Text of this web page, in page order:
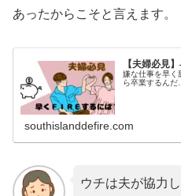
あったからこそと言えます。
【夫婦必見
嫌な仕事を早
ら卒業するんだ
southislanddefire.com
ウチは夫が協力